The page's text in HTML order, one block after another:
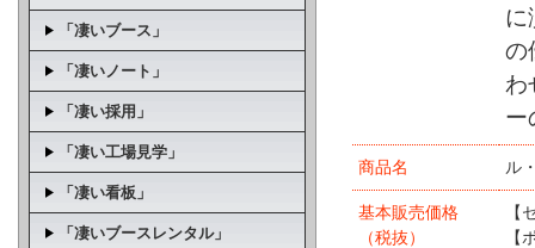
「凄いブース」
「凄いノート」
「凄い採用」
「凄い工場見学」
「凄い看板」
「凄いブースレンタル」
に
の
わ
ー
商品名 ル
基本販売価格
（税抜）
【
【